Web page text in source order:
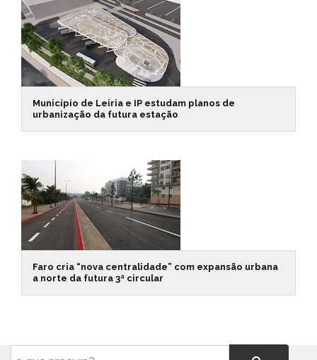
Município de Leiria e IP estudam planos de
urbanização da futura estação
Faro cria “nova centralidade” com expansão urbana
a norte da futura 3ª circular